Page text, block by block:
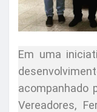
Em uma
acompanhado
Vereadores,